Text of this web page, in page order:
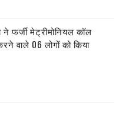
ने फर्जी मेट्रीमोनियल कॉल
वाले 06 लोगों को किया